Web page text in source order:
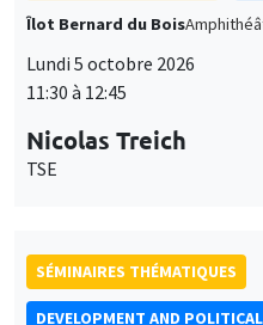
Îlot Bernard du Bois
Lundi 5 octobre 2026
11:30 à 12:45
Nicolas Treich
TSE
SÉMINAIRES THÉMATIQUES
DEVELOPMENT AND